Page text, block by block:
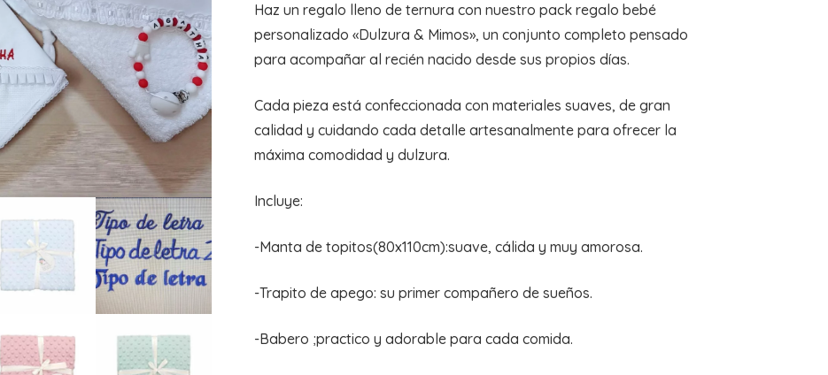
Haz un regalo lleno de ternura con nuestro pack regalo bebé
personalizado «Dulzura & Mimos», un conjunto completo pensado
para acompañar al recién nacido desde sus propios días.
Cada pieza está confeccionada con materiales suaves, de gran
calidad y cuidando cada detalle artesanalmente para ofrecer la
máxima comodidad y dulzura.
Incluye:
-Manta de topitos(80x110cm):suave, cálida y muy amorosa.
-Trapito de apego: su primer compañero de sueños.
-Babero ;practico y adorable para cada comida.